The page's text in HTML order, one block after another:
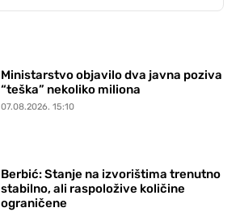
Ministarstvo objavilo dva javna poziva
“teška” nekoliko miliona
07.08.2026. 15:10
Berbić: Stanje na izvorištima trenutno
stabilno, ali raspoložive količine
ograničene